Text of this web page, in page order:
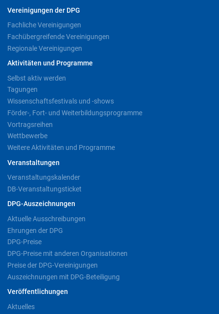
Vereinigungen der DPG
Fachliche Vereinigungen
Fachübergreifende Vereinigungen
Regionale Vereinigungen
Aktivitäten und Programme
Selbst aktiv werden
Tagungen
Wissenschaftsfestivals und -shows
Förder-, Fort- und Weiterbildungsprogramme
Vortragsreihen
Wettbewerbe
Weitere Aktivitäten und Programme
Veranstaltungen
Veranstaltungskalender
DB-Veranstaltungsticket
DPG-Auszeichnungen
Aktuelle Ausschreibungen
Ehrungen der DPG
DPG-Preise
DPG-Preise mit anderen Organisationen
Preise der DPG-Vereinigungen
Auszeichnungen mit DPG-Beteiligung
Veröffentlichungen
Aktuelles